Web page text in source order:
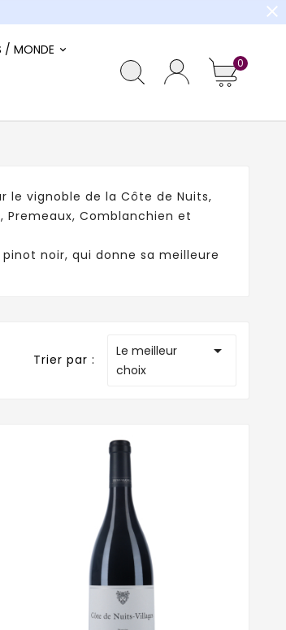
close
/ MONDE
0
le vignoble de la Côte de Nuits,
Comblanchien et
noir, qui donne sa meilleure
Trier par :
Le meilleur
choix
